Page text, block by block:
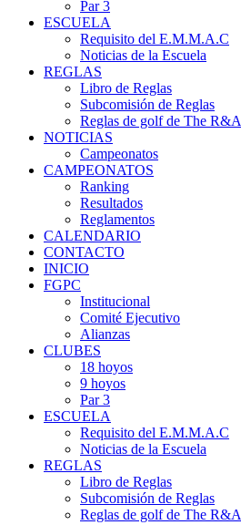
Par 3
ESCUELA
Requisito del E.M.M.A.C
Noticias de la Escuela
REGLAS
Libro de Reglas
Subcomisión de Reglas
Reglas de golf de The R&A
NOTICIAS
Campeonatos
CAMPEONATOS
Ranking
Resultados
Reglamentos
CALENDARIO
CONTACTO
INICIO
FGPC
Institucional
Comité Ejecutivo
Alianzas
CLUBES
18 hoyos
9 hoyos
Par 3
ESCUELA
Requisito del E.M.M.A.C
Noticias de la Escuela
REGLAS
Libro de Reglas
Subcomisión de Reglas
Reglas de golf de The R&A